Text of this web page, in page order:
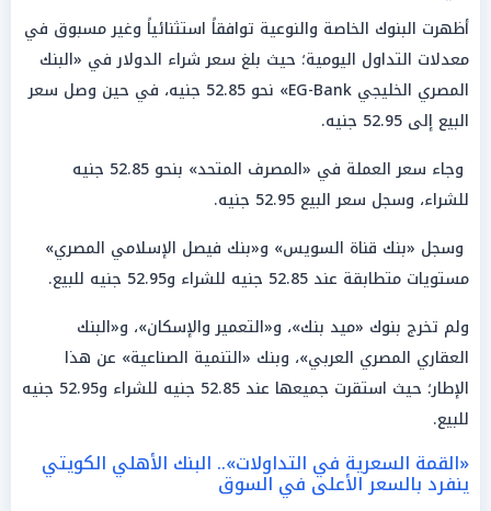
أظهرت البنوك الخاصة والنوعية توافقاً استثنائياً وغير مسبوق في
معدلات التداول اليومية؛ حيث بلغ سعر شراء الدولار في «البنك
المصري الخليجي EG-Bank» نحو 52.85 جنيه، في حين وصل سعر
البيع إلى 52.95 جنيه.
وجاء سعر العملة في «المصرف المتحد» بنحو 52.85 جنيه
للشراء، وسجل سعر البيع 52.95 جنيه.
وسجل «بنك قناة السويس» و«بنك فيصل الإسلامي المصري»
مستويات متطابقة عند 52.85 جنيه للشراء و52.95 جنيه للبيع.
ولم تخرج بنوك «ميد بنك»، و«التعمير والإسكان»، و«البنك
العقاري المصري العربي»، وبنك «التنمية الصناعية» عن هذا
الإطار؛ حيث استقرت جميعها عند 52.85 جنيه للشراء و52.95 جنيه
للبيع.
«القمة السعرية في التداولات».. البنك الأهلي الكويتي
ينفرد بالسعر الأعلى في السوق